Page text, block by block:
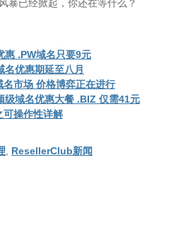
暴已经掀起，你还在等什么？
.PW域名只要9元
优惠期延至八月
市场 价格博弈正在进行
域名优惠大餐 .BIZ 仅需41元
操作性详解
ResellerClub新闻